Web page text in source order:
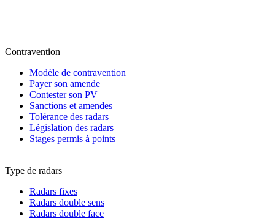
Contravention
Modèle de contravention
Payer son amende
Contester son PV
Sanctions et amendes
Tolérance des radars
Législation des radars
Stages permis à points
Type de radars
Radars fixes
Radars double sens
Radars double face